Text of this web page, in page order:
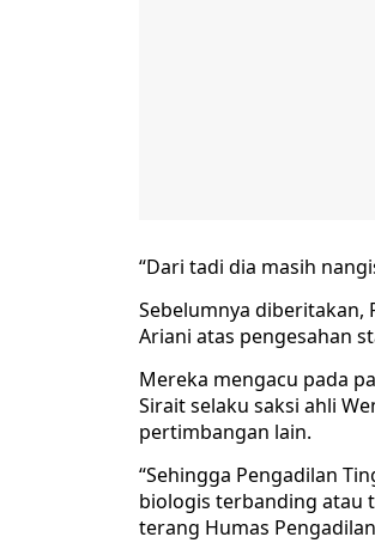
“Dari tadi dia masih
Sebelumnya diberitakan,
Ariani atas pengesahan
Mereka mengacu pada
Sirait selaku saksi ahli
pertimbangan lain.
“Sehingga Pengadilan
biologis terbanding atau
terang Humas